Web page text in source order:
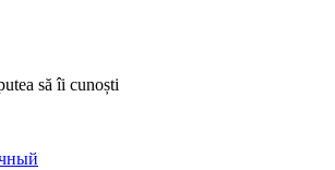
să îi cunoști